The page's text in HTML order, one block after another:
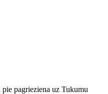
pagrieziena uz Tukumu